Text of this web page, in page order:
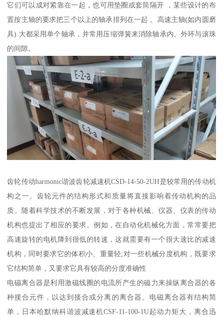
它们可以成对紧靠在一起，也可用垫圈或套筒隔开 ，某些设计的布
置按主轴的要求把三个以上的轴承排列在一起 。高速主轴(如内圆磨
具) 大都采用单个轴承，并常用压缩弹簧来消除轴承内、外环与滚珠
的间隙。
齿轮传动harmonic谐波齿轮减速机CSD-14-50-2UH是较常用的传动机
构之一。齿轮元件的结构形式和质量将直接影响着传动机构的品
质。随着科学技术的不断发展，对于各种机械、仪器、仪表的传动
机构也提出了相应的要求。例如，在自动化机械化方面，常常要把
高速旋转的电机降到很低的转速，这就需要有一个很大速比的减速
机构，同时要求它的体积小、重量轻;对一些机械分度机构，既要求
它结构简单，又要求它具有较高的分度准确性
电磁离合器是利用激磁线圈的电流所产生的磁力来操纵离合器的各
种接合元件，以达到接合或分离的离合器。电磁离合器有结构简
单，日本哈默纳科谐波减速机CSF-11-100-1U起动力矩大，离合迅